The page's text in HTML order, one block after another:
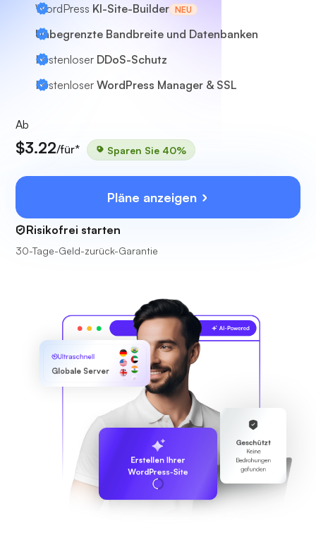
WordPress KI-Site-Builder NEU
Unbegrenzte Bandbreite und Datenbanken
Kostenloser DDoS-Schutz
Kostenloser WordPress Manager & SSL
Ab
$3.22/für* Sparen Sie 40%
Pläne anzeigen
Risikofrei starten
30-Tage-Geld-zurück-Garantie
Geschützt
Keine
Bedrohungen
gefunden
Ultraschnell
Globale Server
Erstellen Ihrer
WordPress-Site